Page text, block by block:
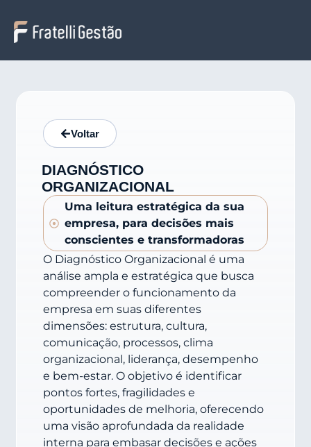
Voltar
DIAGNÓSTICO
ORGANIZACIONAL
Uma leitura estratégica da sua
empresa, para decisões mais
conscientes e transformadoras
O Diagnóstico Organizacional é uma
análise ampla e estratégica que busca
compreender o funcionamento da
empresa em suas diferentes
dimensões: estrutura, cultura,
comunicação, processos, clima
organizacional, liderança, desempenho
e bem-estar. O objetivo é identificar
pontos fortes, fragilidades e
oportunidades de melhoria, oferecendo
uma visão aprofundada da realidade
interna para embasar decisões e ações